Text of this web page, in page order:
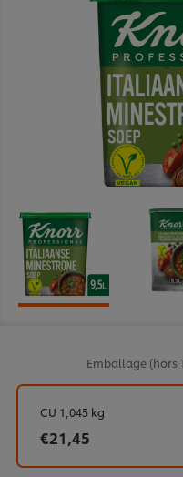
Emballage (hors
CU 1,045 kg
€21,45